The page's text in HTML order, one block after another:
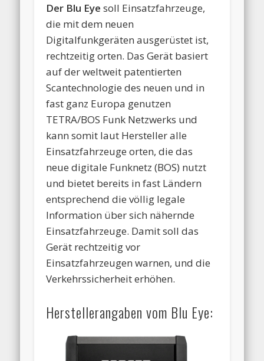
Der Blu Eye soll Einsatzfahrzeuge,
die mit dem neuen
Digitalfunkgeräten ausgerüstet ist,
rechtzeitig orten. Das Gerät basiert
auf der weltweit patentierten
Scantechnologie des neuen und in
fast ganz Europa genutzen
TETRA/BOS Funk Netzwerks und
kann somit laut Hersteller alle
Einsatzfahrzeuge orten, die das
neue digitale Funknetz (BOS) nutzt
und bietet bereits in fast Ländern
entsprechend die völlig legale
Information über sich nähernde
Einsatzfahrzeuge. Damit soll das
Gerät rechtzeitig vor
Einsatzfahrzeugen warnen, und die
Verkehrssicherheit erhöhen.
Herstellerangaben vom Blu Eye: